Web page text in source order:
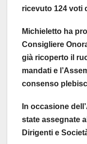
ricevuto 124 voti
Michieletto ha
Consigliere
già ricoperto il
mandati e
consenso
In occasione
state assegnate
Dirigenti e